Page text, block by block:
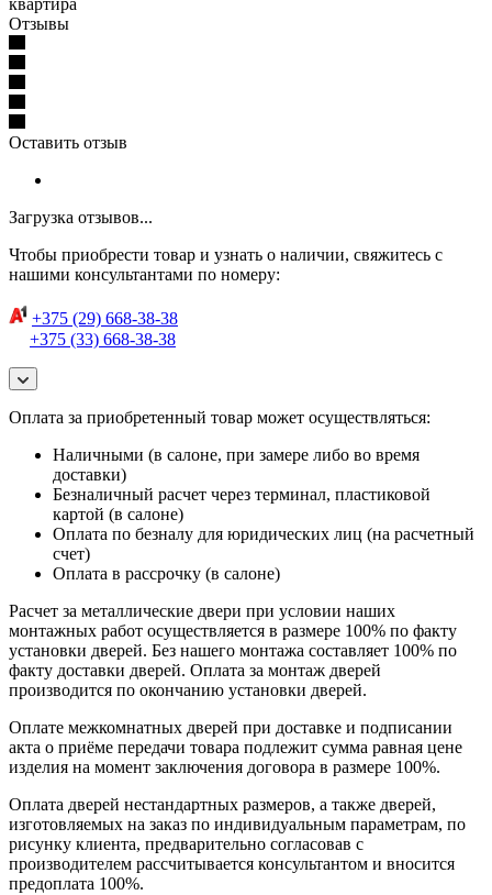
Отзывы
Оставить отзыв
Загрузка отзывов...
Чтобы приобрести товар и узнать о наличии, свяжитесь с
нашими консультантами по номеру:
+375 (29) 668-38-38
+375 (33) 668-38-38
Оплата за приобретенный товар может осуществляться:
Наличными (в салоне, при замере либо во время
доставки)
Безналичный расчет через терминал, пластиковой
картой (в салоне)
Оплата по безналу для юридических лиц (на расчетный
счет)
Оплата в рассрочку (в салоне)
Расчет за металлические двери при условии наших
монтажных работ осуществляется в размере 100% по факту
установки дверей. Без нашего монтажа составляет 100% по
факту доставки дверей. Оплата за монтаж дверей
производится по окончанию установки дверей.
Оплате межкомнатных дверей при доставке и подписании
акта о приёме передачи товара подлежит сумма равная цене
изделия на момент заключения договора в размере 100%.
Оплата дверей нестандартных размеров, а также дверей,
изготовляемых на заказ по индивидуальным параметрам, по
рисунку клиента, предварительно согласовав с
производителем рассчитывается консультантом и вносится
предоплата 100%.